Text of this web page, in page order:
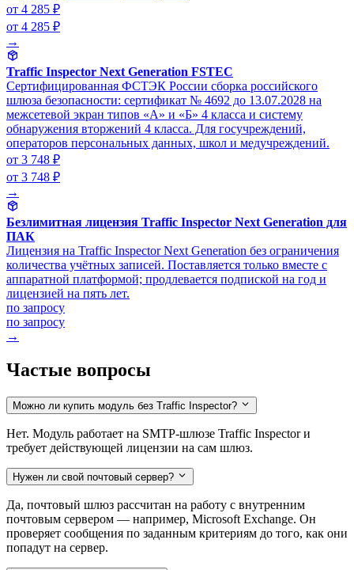
от 4 285 ₽
от 4 285 ₽
→
Traffic Inspector Next Generation FSTEC
Сертифицированная ФСТЭК России сборка российского
шлюза безопасности: сертификат № 4692 до 13.07.2028 на
межсетевой экран типов «А» и «Б» 4 класса и систему
обнаружения вторжений 4 класса. Для госучреждений,
операторов персональных данных, школ и медучреждений.
от 3 748 ₽
от 3 748 ₽
→
Безлимитная лицензия Traffic Inspector Next Generation для
ПАК
Лицензия на Traffic Inspector Next Generation без ограничения
количества учётных записей. Поставляется только вместе с
аппаратной платформой; продлевается подпиской на год и
лицензией на пять лет.
по запросу
по запросу
→
Частые вопросы
Можно ли купить модуль без Traffic Inspector?
Нет. Модуль работает на SMTP-шлюзе Traffic Inspector и
требует действующей лицензии на сам шлюз.
Нужен ли свой почтовый сервер?
Да, почтовый шлюз рассчитан на работу с внутренним
почтовым сервером — например, Microsoft Exchange. Он
проверяет сообщения по заданным критериям до того, как они
попадут на сервер.